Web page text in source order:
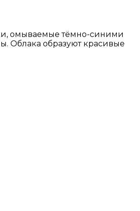
омываемые тёмно-синими
Облака образуют красивые